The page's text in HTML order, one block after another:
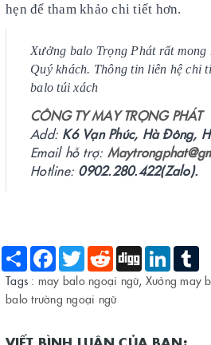
hẹn để tham khảo chi tiết hơn.
Xưởng balo Trọng Phát rất mong
Quý khách. Thông tin liên hệ chi
balo túi xách
CÔNG TY MAY TRỌNG PHÁT
Add: K6 Vạn Phúc, Hà Đông,
Email hỗ trợ:
Hotline: 0902.280.422(Zalo).
Share Facebook
Twitter Reddit Digg LinkedIn
Tags : may balo ngoại ngữ, Xưởng may
balo trường ngoại ngữ